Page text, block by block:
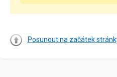
Posunout na začátek